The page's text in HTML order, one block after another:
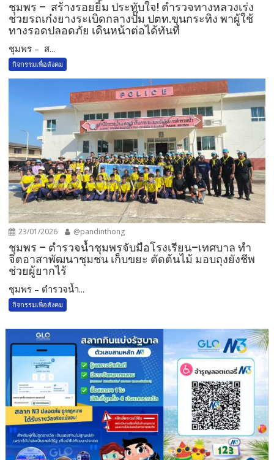
ชุมพร – สร้างรอยยิ้ม ประทับใจ! ตำรวจทางหลวงเร่ง
ช่วยรถเก๋งยางระเบิดกลางปั๊ม ปตท.ขุนกระทิง พาผู้ใช้
ทางรอดปลอดภัย เดินหน้าต่อได้ทันที
ชุมพร – ส...
กิจกรรมเพื่อสังคม
23/01/2026 @pandinthong
ชุมพร – ตำรวจน้ำชุมพรจับมือโรงเรียน–เทศบาล ทำ
จิตอาสาพัฒนาชุมชน เก็บขยะ ตัดต้นไม้ มอบถุงยังชีพ
ช่วยผู้ยากไร้
ชุมพร – ตำรวจน้ำ...
กิจกรรมเพื่อสังคม